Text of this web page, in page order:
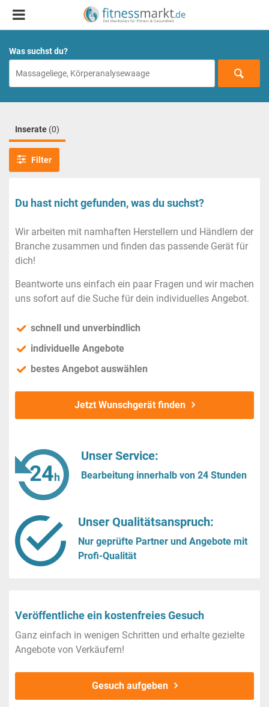
Was suchst du?
Inserate (0)
Filter
Du hast nicht gefunden, was du suchst?
Wir arbeiten mit namhaften Herstellern und Händlern der
Branche zusammen und finden das passende Gerät für
dich!
Beantworte uns einfach ein paar Fragen und wir machen
uns sofort auf die Suche für dein individuelles Angebot.
schnell und unverbindlich
individuelle Angebote
bestes Angebot auswählen
Jetzt Wunschgerät finden
Unser Service:
Bearbeitung innerhalb von 24 Stunden
Unser Qualitätsanspruch:
Nur geprüfte Partner und Angebote mit
Profi-Qualität
Veröffentliche ein kostenfreies Gesuch
Ganz einfach in wenigen Schritten und erhalte gezielte
Angebote von Verkäufern!
Gesuch aufgeben